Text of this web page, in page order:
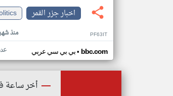
اخبار جزر القمر
منذ PF63IT
بي بي سي عربي• bbc.com عدد
أخر ساعة